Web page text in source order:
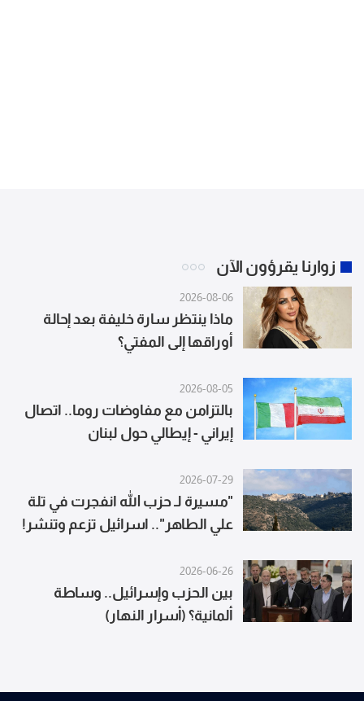
زوارنا يقرؤون الآن
2026-08-06
ماذا ينتظر سارة خليفة بعد إحالة
أوراقها إلى المفتي؟
2026-08-05
بالتزامن مع مفاوضات روما.. اتصال
إيراني - إيطالي حول لبنان
2026-07-29
"مسيرة لـ حزب الله انفجرت في تلة
علي الطاهر".. اسرائيل تزعم وتنشر!
2026-06-26
بين الحزب وإسرائيل.. وساطة
ألمانية؟ (أسرار النهار)